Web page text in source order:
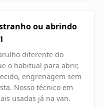
ou abrindo
diferente do
o habitual para abrir,
engrenagem sem
Nosso técnico em
usadas já na van.